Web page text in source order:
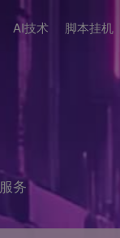
AI技术 脚本挂机
务